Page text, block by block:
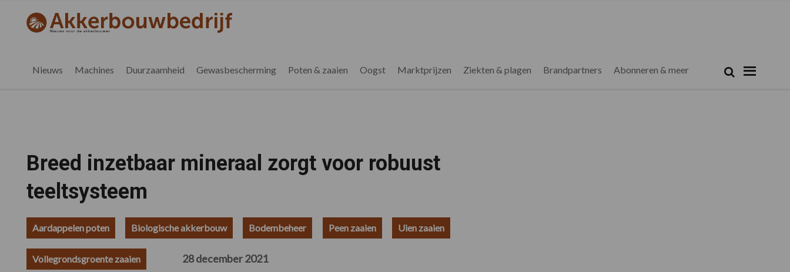
hoofdnavigatie
eerste
voettekst
akkerbouwbedrijf.nl
Nieuws Machines Duurzaamheid Gewasbescherming Poten & zaaien Oogst Marktprijzen Ziekten & plagen Brandpartners Abonneren & meer Zoek
Breed inzetbaar mineraal zorgt voor robuust
teeltsysteem
Aardappelen poten Biologische akkerbouw Bodembeheer Peen zaaien Uien zaaien
Vollegrondsgroente zaaien 28 december 2021